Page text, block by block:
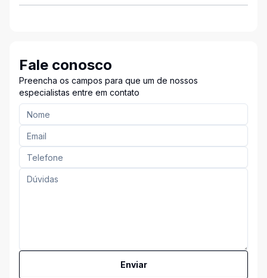
Fale conosco
Preencha os campos para que um de nossos
especialistas entre em contato
Enviar